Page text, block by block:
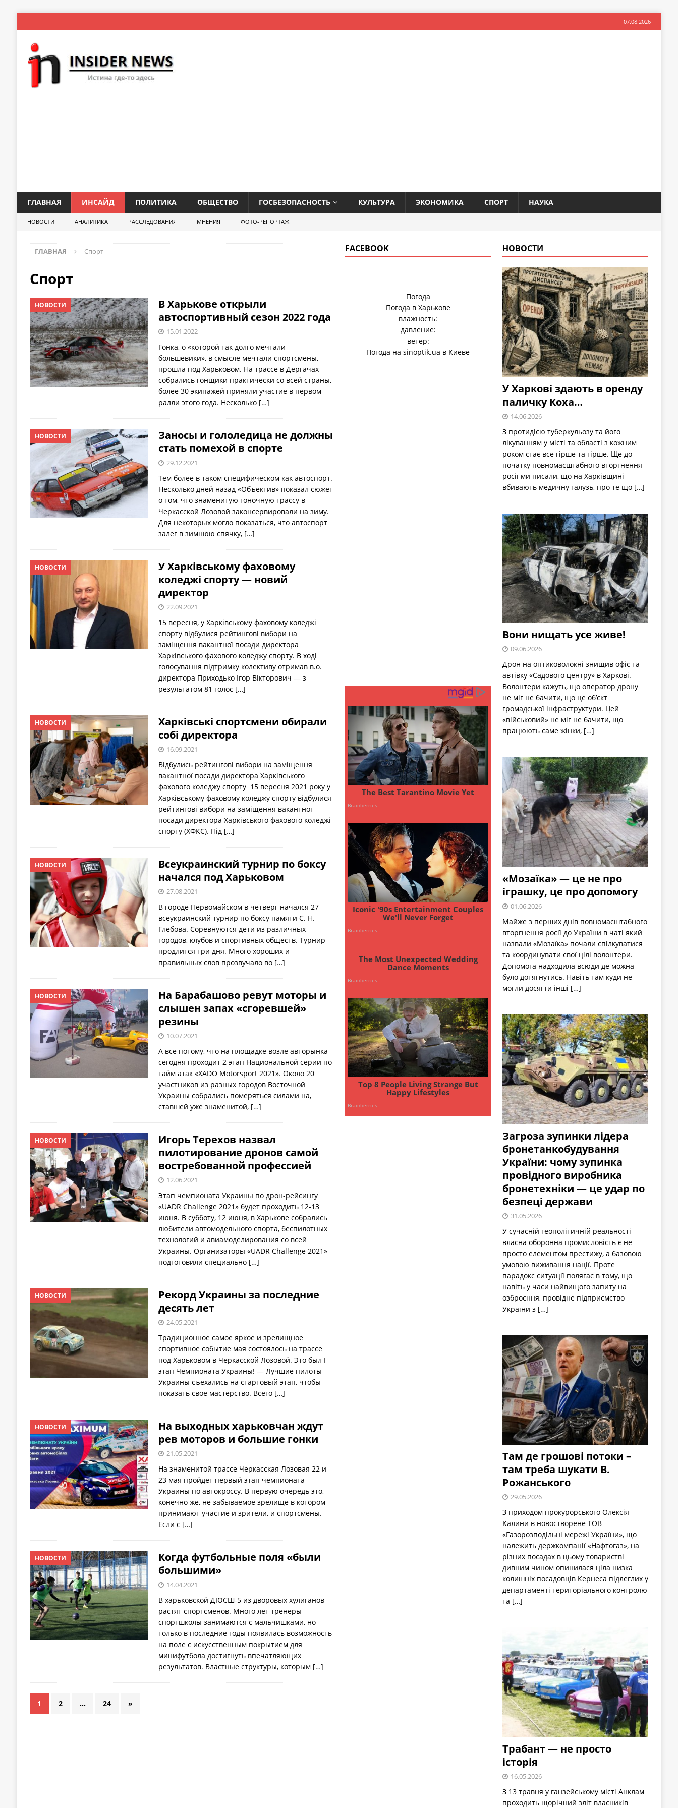
07.08.2026
ГЛАВНАЯ ИНСАЙД ПОЛИТИКА ОБЩЕСТВО ГОСБЕЗОПАСНОСТЬ КУЛЬТУРА ЭКОНОМИКА СПОРТ НАУКА
НОВОСТИ АНАЛИТИКА РАССЛЕДОВАНИЯ МНЕНИЯ ФОТО-РЕПОРТАЖ
ГЛАВНАЯ Спорт
Спорт
НОВОСТИ
В Харькове открыли
автоспортивный сезон 2022 года
15.01.2022
Гонка, о «которой так долго мечтали
большевики», в смысле мечтали спортсмены,
прошла под Харьковом. На трассе в Дергачах
собрались гонщики практически со всей страны,
более 30 экипажей приняли участие в первом
ралли этого года. Несколько […]
НОВОСТИ
Заносы и гололедица не должны
стать помехой в спорте
29.12.2021
Тем более в таком специфическом как автоспорт.
Несколько дней назад «Объектив» показал сюжет
о том, что знаменитую гоночную трассу в
Черкасской Лозовой законсервировали на зиму.
Для некоторых могло показаться, что автоспорт
залег в зимнюю спячку, […]
НОВОСТИ
У Харківському фаховому
коледжі спорту — новий
директор
22.09.2021
15 вересня, у Харківському фаховому коледжі
спорту відбулися рейтингові вибори на
заміщення вакантної посади директора
Харківського фахового коледжу спорту. В ході
голосування підтримку колективу отримав в.о.
директора Приходько Ігор Вікторович — з
результатом 81 голос […]
НОВОСТИ
Харківські спортсмени обирали
собі директора
16.09.2021
Відбулись рейтингові вибори на заміщення
вакантної посади директора Харківського
фахового коледжу спорту 15 вересня 2021 року у
Харківському фаховому коледжу спорту відбулися
рейтингові вибори на заміщення вакантної
посади директора Харківського фахового коледжі
спорту (ХФКС). Під […]
НОВОСТИ
Всеукраинский турнир по боксу
начался под Харьковом
27.08.2021
В городе Первомайском в четверг начался 27
всеукраинский турнир по боксу памяти С. Н.
Глебова. Соревнуются дети из различных
городов, клубов и спортивных обществ. Турнир
продлится три дня. Много хороших и
правильных слов прозвучало во […]
НОВОСТИ
На Барабашово ревут моторы и
слышен запах «сгоревшей»
резины
10.07.2021
А все потому, что на площадке возле авторынка
сегодня проходит 2 этап Национальной серии по
тайм атак «ХADO Motorsport 2021». Около 20
участников из разных городов Восточной
Украины собрались померяться силами на,
ставшей уже знаменитой, […]
НОВОСТИ
Игорь Терехов назвал
пилотирование дронов самой
востребованной профессией
12.06.2021
Этап чемпионата Украины по дрон-рейсингу
«UADR Challenge 2021» будет проходить 12-13
июня. В субботу, 12 июня, в Харькове собрались
любители автомодельного спорта, беспилотных
технологий и авиамоделирования со всей
Украины. Организаторы «UADR Challenge 2021»
подготовили специально […]
НОВОСТИ
Рекорд Украины за последние
десять лет
24.05.2021
Традиционное самое яркое и зрелищное
спортивное событие мая состоялось на трассе
под Харьковом в Черкасской Лозовой. Это был I
этап Чемпионата Украины! — Лучшие пилоты
Украины съехались на стартовый этап, чтобы
показать свое мастерство. Всего […]
НОВОСТИ
На выходных харьковчан ждут
рев моторов и большие гонки
21.05.2021
На знаменитой трассе Черкасская Лозовая 22 и
23 мая пройдет первый этап чемпионата
Украины по автокроссу. В первую очередь это,
конечно же, не забываемое зрелище в котором
принимают участие и зрители, и спортсмены.
Если с […]
НОВОСТИ
Когда футбольные поля «были
большими»
14.04.2021
В харьковской ДЮСШ-5 из дворовых хулиганов
растят спортсменов. Много лет тренеры
спортшколы занимаются с мальчишками, но
только в последние годы появилась возможность
на поле с искусственным покрытием для
минифутбола достигнуть впечатляющих
результатов. Властные структуры, которым […]
1 2 … 24 »
FACEBOOK
Погода
Погода в Харькове
влажность:
давление:
ветер:
Погода наsinoptik.ua в Киеве
НОВОСТИ
У Харкові здають в оренду
паличку Коха…
14.06.2026
З протидією туберкульозу та його
лікуванням у місті та області з кожним
роком стає все гірше та гірше. Ще до
початку повномасштабного вторгнення
росії ми писали, що на Харківщині
вбивають медичну галузь, про те що […]
Вони нищать усе живе!
09.06.2026
Дрон на оптиковолокні знищив офіс та
автівку «Садового центру» в Харкові.
Волонтери кажуть, що оператор дрону
не міг не бачити, що це об’єкт
громадської інфраструктури. Цей
«військовий» не міг не бачити, що
працюють саме жінки, […]
«Мозаїка» — це не про
іграшку, це про допомогу
01.06.2026
Майже з перших днів повномасштабного
вторгнення росії до України в чаті який
назвали «Мозаїка» почали спілкуватися
та координувати свої цілі волонтери.
Допомога надходила всюди де можна
було дотягнутись. Навіть там куди не
могли досягти інші […]
Загроза зупинки лідера
бронетанкобудування
України: чому зупинка
провідного виробника
бронетехніки — це удар по
безпеці держави
31.05.2026
У сучасній геополітичній реальності
власна оборонна промисловість є не
просто елементом престижу, а базовою
умовою виживання нації. Проте
парадокс ситуації полягає в тому, що
навіть у часи найвищого запиту на
озброєння, провідне підприємство
України з […]
Там де грошові потоки –
там треба шукати В.
Рожанського
29.05.2026
З приходом прокурорського Олексія
Калини в новостворене ТОВ
«Газорозподільні мережі України», що
належить держкомпанії «Нафтогаз», на
різних посадах в цьому товаристві
дивним чином опинилася ціла низка
колишніх посадовців Кернеса підлеглих у
департаменті територіального контролю
та […]
Трабант — не просто
історія
16.05.2026
З 13 травня у ганзейському місті Анклам
проходить щорічний зліт власників